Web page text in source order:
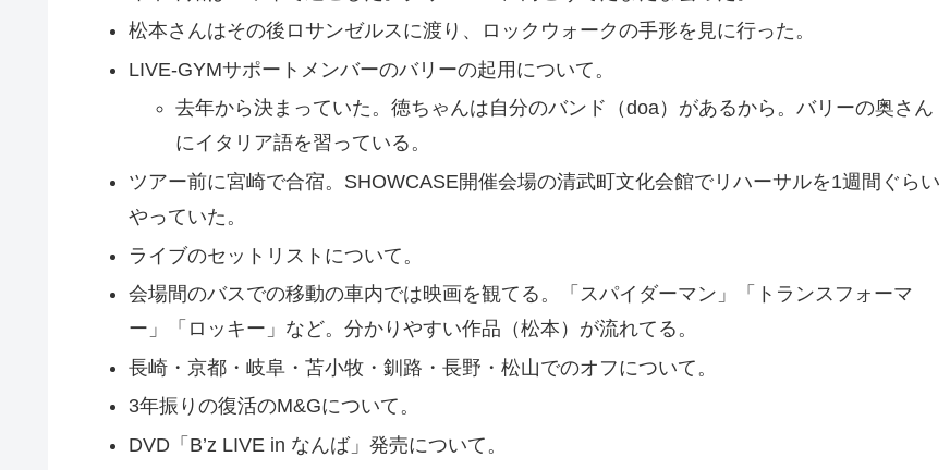
松本さんはその後ロサンゼルスに渡り、ロックウォークの手形を見に行った。
LIVE-GYMサポートメンバーのバリーの起用について。
去年から決まっていた。徳ちゃんは自分のバンド（doa）があるから。バリーの奥さん
にイタリア語を習っている。
ツアー前に宮崎で合宿。SHOWCASE開催会場の清武町文化会館でリハーサルを1週間ぐらい
やっていた。
ライブのセットリストについて。
会場間のバスでの移動の車内では映画を観てる。「スパイダーマン」「トランスフォーマ
ー」「ロッキー」など。分かりやすい作品（松本）が流れてる。
長崎・京都・岐阜・苫小牧・釧路・長野・松山でのオフについて。
3年振りの復活のM&Gについて。
DVD「B’z LIVE in なんば」発売について。